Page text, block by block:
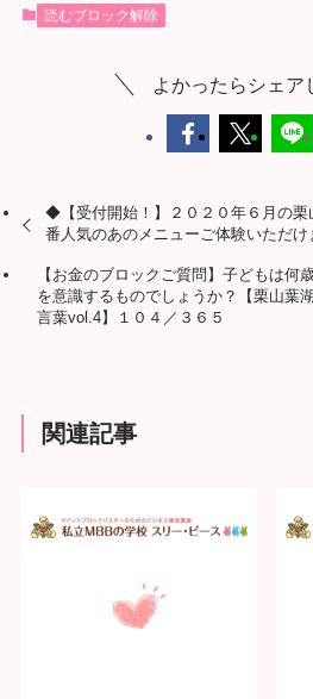
読むブロック解除
よかったらシェア
◆【受付開始！】２０２０年６月の栗
番人気のあのメニューご体験いただけ
【お金のブロックご質問】子どもは何
を意識するものでしょうか？【栗山葉
言葉vol.4】１０４／３６５
関連記事